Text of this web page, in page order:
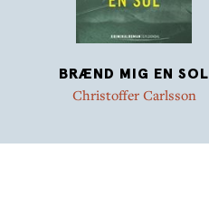
BRÆND MIG EN SOL
Christoffer Carlsson